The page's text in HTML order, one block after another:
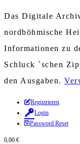
Das Digitale
nordböhmische
Informationen zu
Schluck `schen
den Ausgaben.
Zum
Inhalt
springen
Registrieren
Login
Password Reset
0,00 €